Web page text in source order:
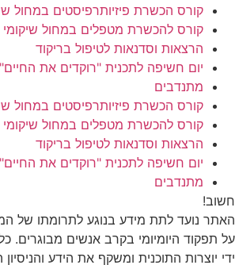
קורס הכשרת פיזיותרפיסטים במחול
קורס להכשרת מטפלים במחול שיקומי
הרצאות וסדנאות לטיפול בריקוד
יום חשיפה לתכנית "רוקדים את החיים"
מתנדבים
קורס הכשרת פיזיותרפיסטים במחול
קורס להכשרת מטפלים במחול שיקומי
הרצאות וסדנאות לטיפול בריקוד
יום חשיפה לתכנית "רוקדים את החיים"
מתנדבים
חשוב!
האתר נועד לתת מידע בנוגע לתרומתו של
על תפקוד היומיומי בקרב אנשים מבוגרים.
ידי יוצרות התוכנית ומשקף את הידע